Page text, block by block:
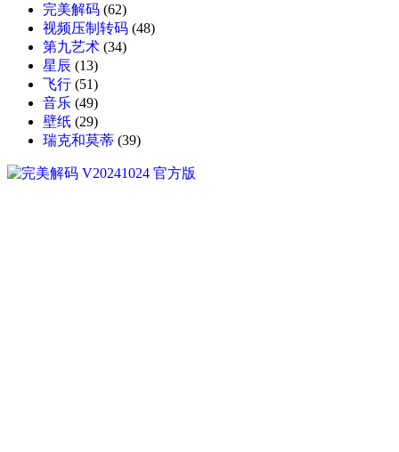
完美解码 (62)
视频压制转码 (48)
第九艺术 (34)
星辰 (13)
飞行 (51)
音乐 (49)
壁纸 (29)
瑞克和莫蒂 (39)